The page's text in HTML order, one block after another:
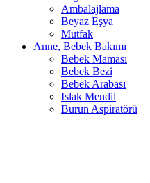
Ambalajlama
Beyaz Eşya
Mutfak
Anne, Bebek Bakımı
Bebek Maması
Bebek Bezi
Bebek Arabası
Islak Mendil
Burun Aspiratörü